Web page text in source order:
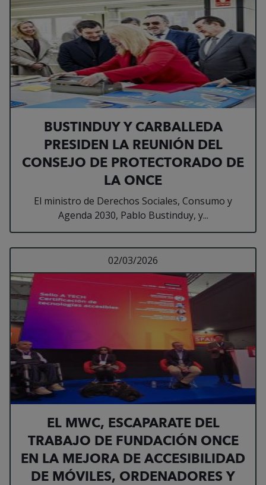
BUSTINDUY Y CARBALLEDA
PRESIDEN LA REUNIÓN DEL
CONSEJO DE PROTECTORADO DE
LA ONCE
El ministro de Derechos Sociales, Consumo y
Agenda 2030, Pablo Bustinduy, y...
02/03/2026
EL MWC, ESCAPARATE DEL
TRABAJO DE FUNDACIÓN ONCE
EN LA MEJORA DE ACCESIBILIDAD
DE MÓVILES, ORDENADORES Y
Leer más sobre EL